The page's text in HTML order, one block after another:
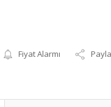
Fiyat Alarmı